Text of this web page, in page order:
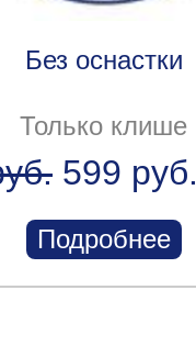
Без оснастки
Только клише
599 руб.
Подробнее